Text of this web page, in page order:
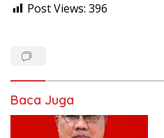
Post Views: 396
Baca Juga